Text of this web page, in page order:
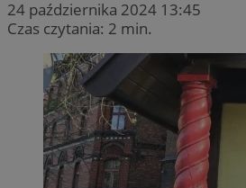
24 października 2024 13:45
Czas czytania: 2 min.